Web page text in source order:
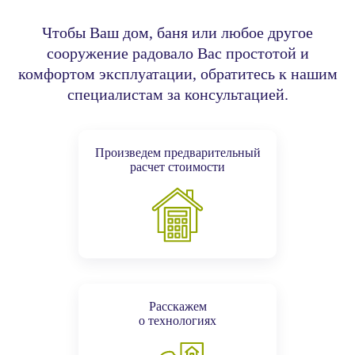
Чтобы Ваш дом, баня или любое другое
сооружение радовало Вас простотой и
комфортом эксплуатации, обратитесь к нашим
специалистам за консультацией.
Произведем предварительный
расчет стоимости
Расскажем
о технологиях